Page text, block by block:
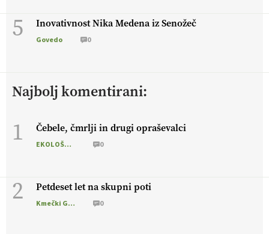
5 Inovativnost Nika Medena iz Senožeč
Govedo 0
Najbolj komentirani:
1 Čebele, čmrlji in drugi opraševalci
EKOLOŠKO LOGIČNO 0
2 Petdeset let na skupni poti
Kmečki Glas 0